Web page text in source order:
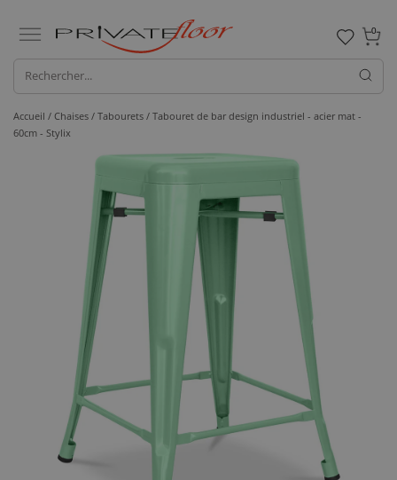
0
Accueil / Chaises / Tabourets / Tabouret de bar design industriel - acier mat -
60cm - Stylix